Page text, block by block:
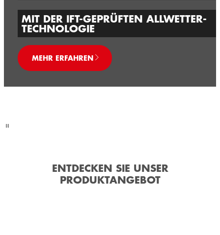
MIT DER IFT-GEPRÜFTEN ALLWETTER-
TECHNOLOGIE
MEHR ERFAHREN
ENTDECKEN SIE UNSER
PRODUKTANGEBOT